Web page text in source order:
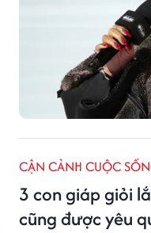
CẬN CẢNH CUỘC
3 con giáp giỏi
cũng được yêu